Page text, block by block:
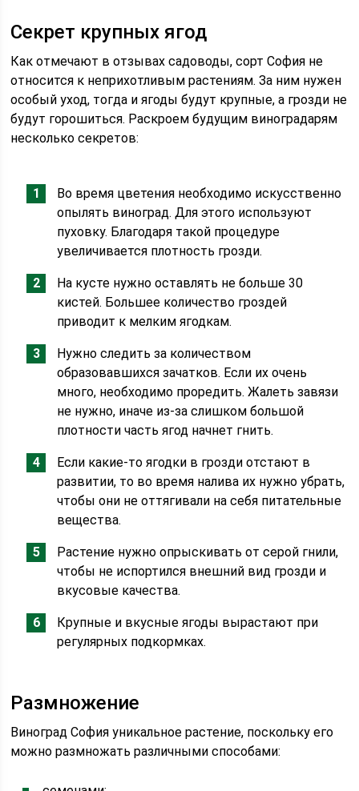
Секрет крупных ягод
Как отмечают в отзывах садоводы, сорт София не
относится к неприхотливым растениям. За ним нужен
особый уход, тогда и ягоды будут крупные, а грозди не
будут горошиться. Раскроем будущим виноградарям
несколько секретов:
Во время цветения необходимо искусственно
опылять виноград. Для этого используют
пуховку. Благодаря такой процедуре
увеличивается плотность грозди.
На кусте нужно оставлять не больше 30
кистей. Большее количество гроздей
приводит к мелким ягодкам.
Нужно следить за количеством
образовавшихся зачатков. Если их очень
много, необходимо проредить. Жалеть завязи
не нужно, иначе из-за слишком большой
плотности часть ягод начнет гнить.
Если какие-то ягодки в грозди отстают в
развитии, то во время налива их нужно убрать,
чтобы они не оттягивали на себя питательные
вещества.
Растение нужно опрыскивать от серой гнили,
чтобы не испортился внешний вид грозди и
вкусовые качества.
Крупные и вкусные ягоды вырастают при
регулярных подкормках.
Размножение
Виноград София уникальное растение, поскольку его
можно размножать различными способами: